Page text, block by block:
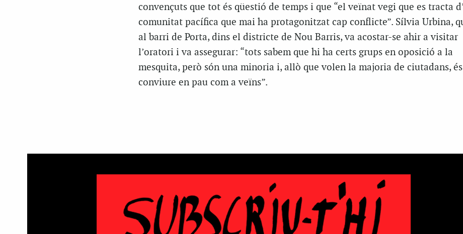
convençuts que tot és qüestió de temps i que “el veïnat vegi que es tracta
comunitat pacífica que mai ha protagonitzat cap conflicte”. Sílvia Urbina,
al barri de Porta, dins el districte de Nou Barris, va acostar-se ahir a visitar
l’oratori i va assegurar: “tots sabem que hi ha certs grups en oposició a la
mesquita, però són una minoria i, allò que volen la majoria de ciutadans, és
conviure en pau com a veïns”.